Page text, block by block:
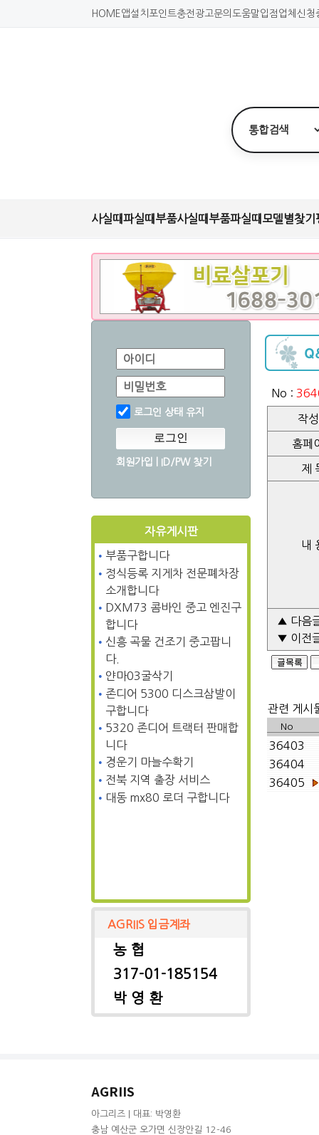
HOME 앱설치 포인트충전 광고문의 도움말입점업체신청
사실때파실때 부품사실때 부품파실때 모델별찾기
아이디
비밀번호
로그인 상태 유지
로그인
회원가입 ID/PW 찾기
자유게시판
• 부품구합니다
• 정식등록 지게차 전문폐차장
소개합니다
• DXM73 콤바인 중고 엔진구
합니다
• 신흥 곡물 건조기 중고팝니
다.
• 얀마03굴삭기
• 존디어 5300 디스크삼발이
구합니다
• 5320 존디어 트랙터 판매합
니다
• 경운기 마늘수확기
• 전북 지역 출장 서비스
• 대동 mx80 로더 구합니다
AGRIIS 입금계좌
농 협
317-01-185154
박 영 환
No :
작
홈페
제
내
▲ 다음
▼ 이전
관련 게시
No
36403
36404
36405
AGRIIS
아그리즈 | 대표: 박영환
충남 예산군 오가면 신장안길 12-46